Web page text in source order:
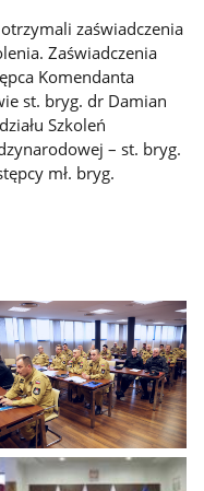
zaświadczenia
Zaświadczenia
Komendanta
st. bryg. dr Damian
Szkoleń
– st. bryg.
mł. bryg.